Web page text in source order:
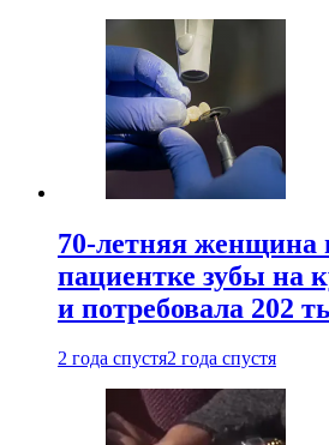
70-летняя женщина
пациентке зубы на
и потребовала 202
2 года спустя2 года спустя